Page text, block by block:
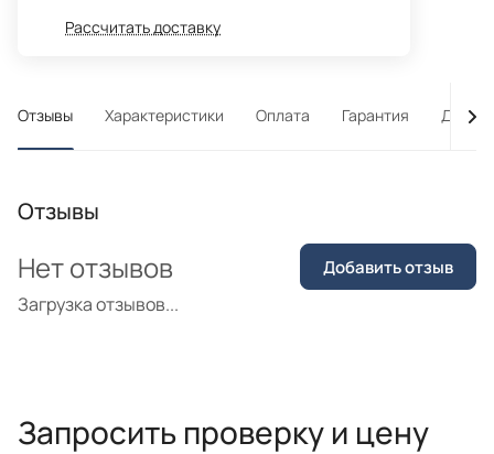
Рассчитать доставку
Отзывы Характеристики Оплата Гарантия
Отзывы
Загрузка отзывов...
Нет отзывов Добавить отзыв
Запросить проверку и цену